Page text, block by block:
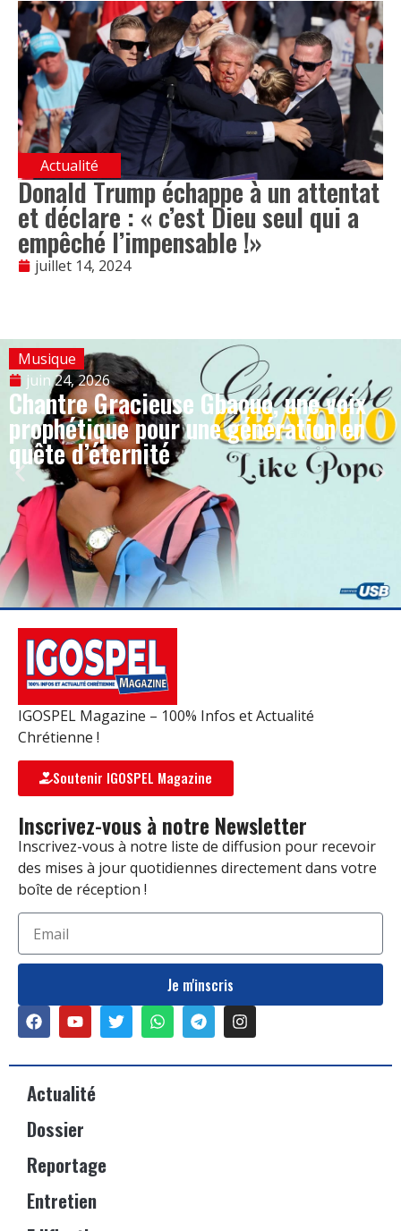
Actualité
Donald Trump échappe à un attentat
et déclare : « c’est Dieu seul qui a
empêché l’impensable !»
juillet 14, 2024
Musique
juin 24, 2026
Chantre Gracieuse Gbaouo, une voix
prophétique pour une génération en
quête d’éternité
IGOSPEL Magazine – 100% Infos et Actualité
Chrétienne !
Soutenir IGOSPEL Magazine
Inscrivez-vous à notre Newsletter
Inscrivez-vous à notre liste de diffusion pour recevoir
des mises à jour quotidiennes directement dans votre
boîte de réception !
Je m'inscris
Actualité
Dossier
Reportage
Entretien